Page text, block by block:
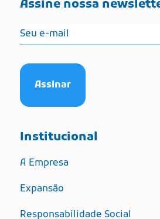
Institucional
A Empresa
Expansão
Responsabilidade Social
Assine nossa